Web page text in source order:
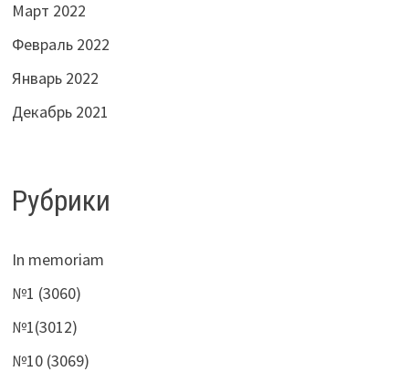
Март 2022
Февраль 2022
Январь 2022
Декабрь 2021
Рубрики
In memoriam
№1 (3060)
№1(3012)
№10 (3069)